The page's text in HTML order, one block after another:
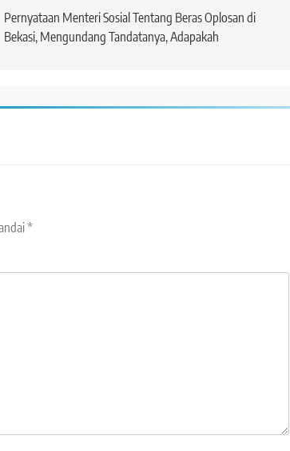
Pernyataan Menteri Sosial Tentang Beras Oplosan di
Bekasi, Mengundang Tandatanya, Adapakah
*